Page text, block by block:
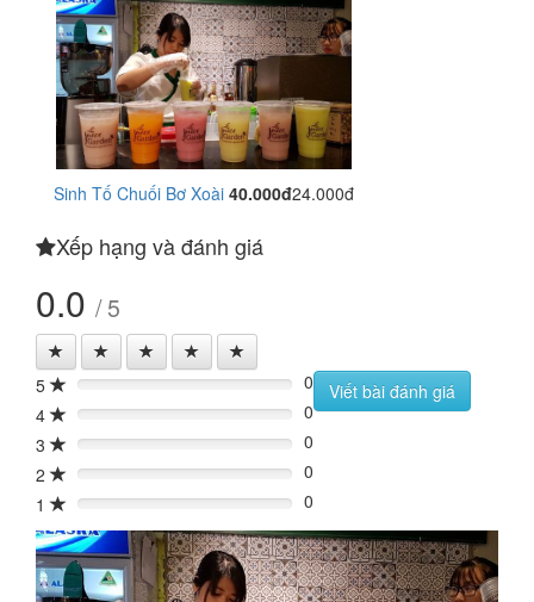
Sinh Tố Chuối Bơ Xoài 40.000đ24.000đ
Xếp hạng và đánh giá
0.0 / 5
5 0%
0
4
0%
0
3
0%
0
2
0%
0
1
0% 0
Viết bài đánh giá